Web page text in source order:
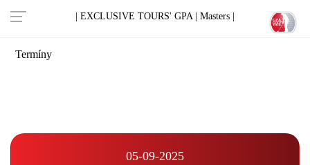
| EXCLUSIVE TOURS' GPA | Masters |
Termíny
05-09-2025